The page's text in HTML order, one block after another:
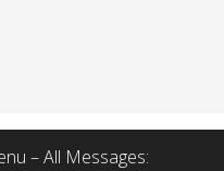
– All Messages: